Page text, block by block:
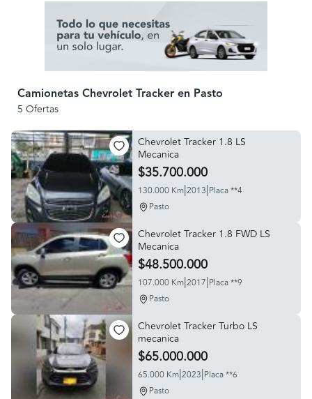
Camionetas Chevrolet Tracker en Pasto
5 Ofertas
Chevrolet Tracker 1.8 LS
Mecanica
$35.700.000
130.000 Km|2013|Placa **4
Pasto
Chevrolet Tracker 1.8 FWD LS
Mecanica
$48.500.000
107.000 Km|2017|Placa **9
Pasto
Chevrolet Tracker Turbo LS
mecanica
$65.000.000
65.000 Km|2023|Placa **6
Pasto